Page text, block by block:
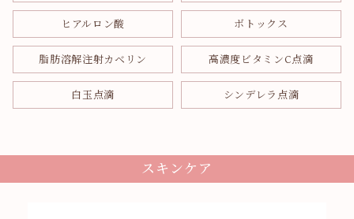
ヒアルロン酸 ボトックス
脂肪溶解注射カベリン 高濃度ビタミンC点滴
白玉点滴 シンデレラ点滴
スキンケア